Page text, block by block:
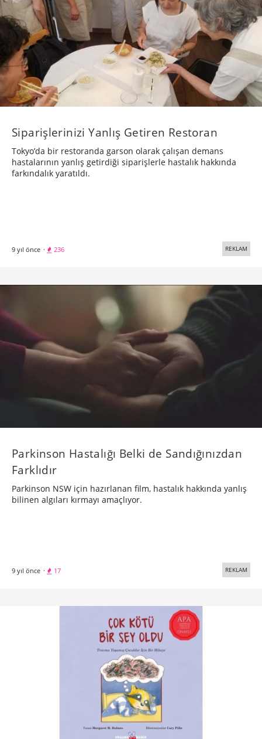
Siparişlerinizi Yanlış Getiren Restoran
Tokyo’da bir restoranda garson olarak çalışan demans
hastalarının yanlış getirdiği siparişlerle hastalık hakkında
farkındalık yaratıldı.
9 yıl önce · 236 REKLAM
Parkinson Hastalığı Belki de Sandığınızdan
Farklıdır
Parkinson NSW için hazırlanan film, hastalık hakkında yanlış
bilinen algıları kırmayı amaçlıyor.
9 yıl önce · 17 REKLAM